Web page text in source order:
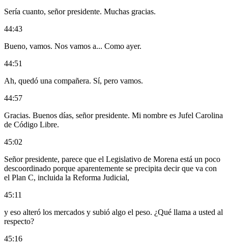
Sería cuanto, señor presidente. Muchas gracias.
44:43
Bueno, vamos. Nos vamos a... Como ayer.
44:51
Ah, quedó una compañera. Sí, pero vamos.
44:57
Gracias. Buenos días, señor presidente. Mi nombre es Jufel Carolina
de Código Libre.
45:02
Señor presidente, parece que el Legislativo de Morena está un poco
descoordinado porque aparentemente se precipita decir que va con
el Plan C, incluida la Reforma Judicial,
45:11
y eso alteró los mercados y subió algo el peso. ¿Qué llama a usted al
respecto?
45:16